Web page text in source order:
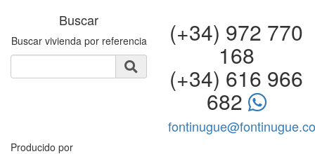
Buscar
Buscar vivienda por referencia (+34) 972 770
168
(+34) 616 966
682
Producido por